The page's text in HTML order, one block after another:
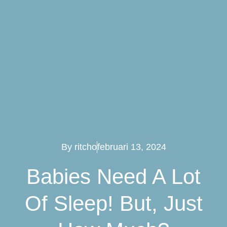
Byritchofebruari 13, 2024
Babies Need A Lot
Of Sleep! But, Just